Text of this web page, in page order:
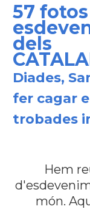
57
dels
Diades,
fer cagar
trobades
Hem
món.